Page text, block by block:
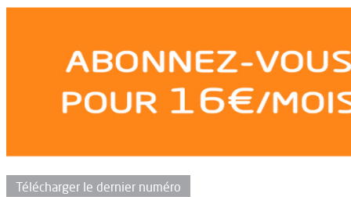
Télécharger le dernier numéro